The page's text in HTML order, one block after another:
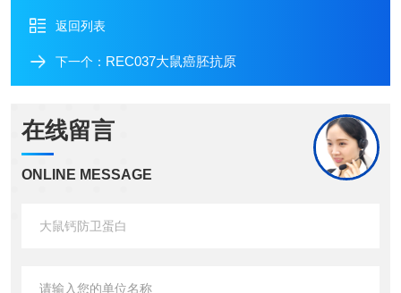
返回列表
下一个： REC037大鼠癌胚抗原
在线留言
ONLINE MESSAGE